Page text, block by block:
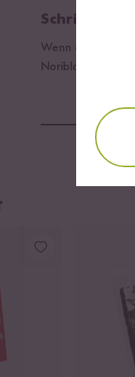
Schritt 03
Wenn die Ramen